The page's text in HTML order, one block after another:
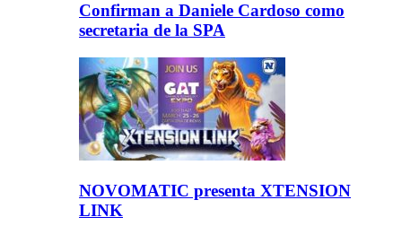
Confirman a Daniele Cardoso como
secretaria de la SPA
NOVOMATIC presenta XTENSION
LINK